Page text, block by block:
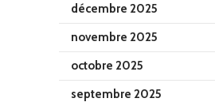
décembre 2025
novembre 2025
octobre 2025
septembre 2025